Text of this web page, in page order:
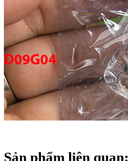
Sản phẩm liên quan: